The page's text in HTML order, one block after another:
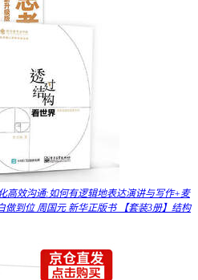
高效沟通:如何有逻辑地表达演讲与写作+麦
到位 周国元 新华正版书 【套装3册】结构